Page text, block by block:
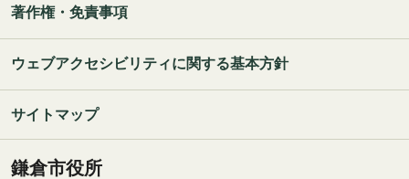
著作権・免責事項
ウェブアクセシビリティに関する基本方針
サイトマップ
鎌倉市役所